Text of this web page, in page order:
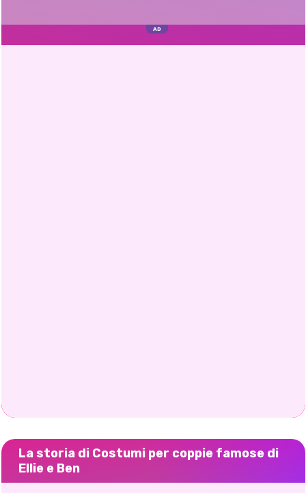
La storia di Costumi per coppie famose di
Ellie e Ben